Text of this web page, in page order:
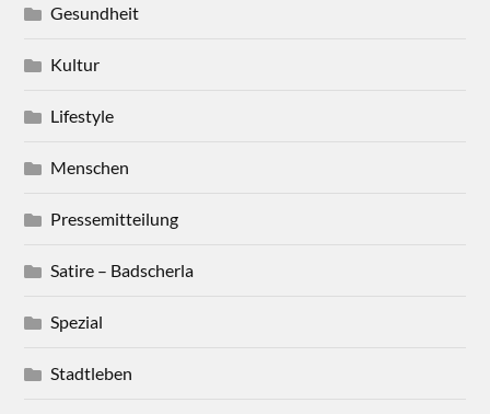
Gesundheit
Kultur
Lifestyle
Menschen
Pressemitteilung
Satire – Badscherla
Spezial
Stadtleben